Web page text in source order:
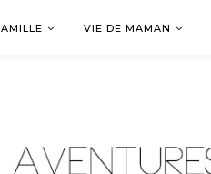
VIE DE MAMAN